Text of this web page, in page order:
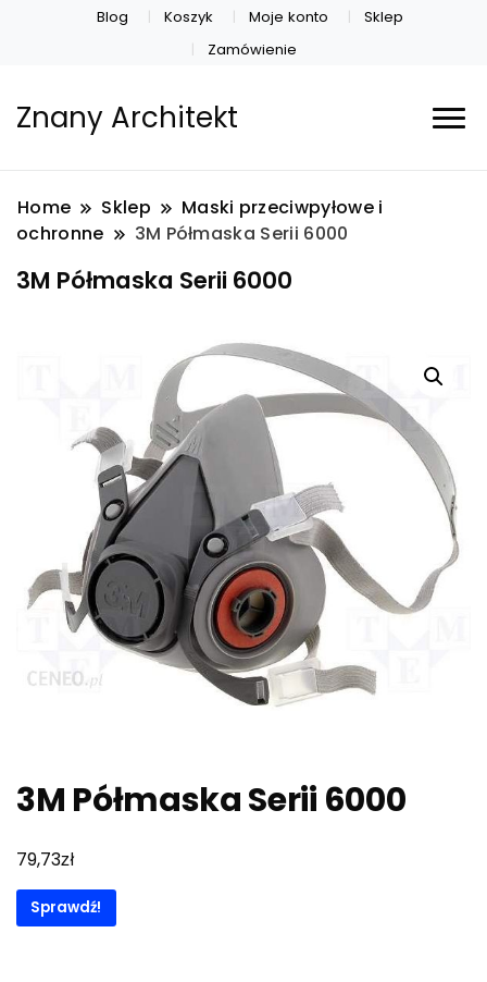
Blog Koszyk Moje konto
Sklep
Zamówienie
Znany Architekt
Home Sklep
Maski przeciwpyłowe i
ochronne
3M Półmaska Serii 6000
3M Półmaska Serii 6000
3M Półmaska Serii 6000
79,73zł
Sprawdź!